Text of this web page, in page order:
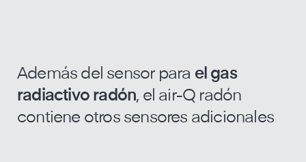
Además del sensor para el gas
radiactivo radón, el air-Q radón
contiene otros sensores adicionales